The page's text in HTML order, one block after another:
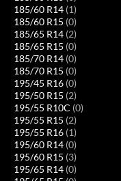
185/60 R14 (1)
185/60 R15 (0)
185/65 R14 (2)
185/65 R15 (0)
185/70 R14 (0)
185/70 R15 (0)
195/45 R16 (0)
195/50 R15 (2)
195/55 R10C (0)
195/55 R15 (2)
195/55 R16 (1)
195/60 R14 (0)
195/60 R15 (3)
195/65 R14 (0)